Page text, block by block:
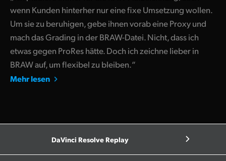
wenn Kunden hinterher nur eine fixe Umsetzung wollen.
Um sie zu beruhigen, gebe ihnen vorab eine Proxy und
mach das Grading in der BRAW-Datei. Nicht, dass ich
etwas gegen ProRes hätte. Doch ich zeichne lieber in
BRAW auf, um flexibel zu bleiben.“
Mehr lesen
DaVinci Resolve Replay